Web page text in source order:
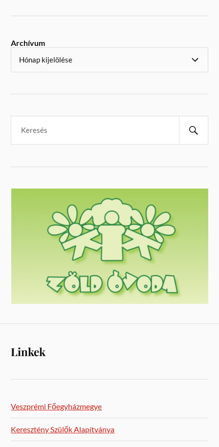
Archívum
Linkek
Veszprémi Főegyházmegye
Keresztény Szülők Alapítványa